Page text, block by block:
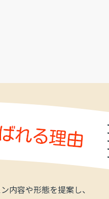
内容や形態を提案し、